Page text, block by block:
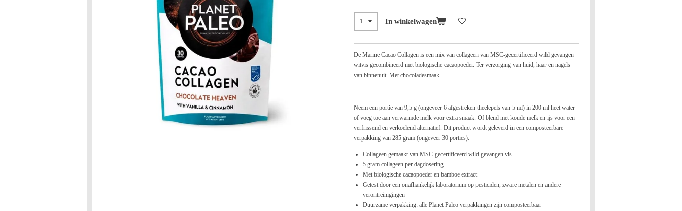
In winkelwagen
De Marine Cacao Collagen is een mix van collageen van MSC-gecertificeerd wild gevangen
witvis gecombineerd met biologische cacaopoeder. Ter verzorging van huid, haar en nagels
van binnenuit. Met chocoladesmaak.
Neem een ​​portie van 9,5 g (ongeveer 6 afgestreken theelepels van 5 ml) in 200 ml heet water
of voeg toe aan verwarmde melk voor extra smaak. Of blend met koude melk en ijs voor een
verfrissend en verkoelend alternatief. Dit product wordt geleverd in een composteerbare
verpakking van 285 gram (ongeveer 30 porties).
Collageen gemaakt van MSC-gecertificeerd wild gevangen vis
5 gram collageen per dagdosering
Met biologische cacaopoeder en bamboe extract
Getest door een onafhankelijk laboratorium op pesticiden, zware metalen en andere
verontreinigingen
Duurzame verpakking: alle Planet Paleo verpakkingen zijn composteerbaar